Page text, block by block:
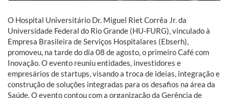
O Hospital Universitário Dr. Miguel Riet Corrêa Jr. da
Universidade Federal do Rio Grande (HU-FURG), vinculado à
Empresa Brasileira de Serviços Hospitalares (Ebserh),
promoveu, na tarde do dia 08 de agosto, o primeiro Café com
Inovação. O evento reuniu entidades, investidores e
empresários de startups, visando a troca de ideias, integração e
construção de soluções integradas para os desafios na área da
Saúde. O evento contou com a organização da Gerência de